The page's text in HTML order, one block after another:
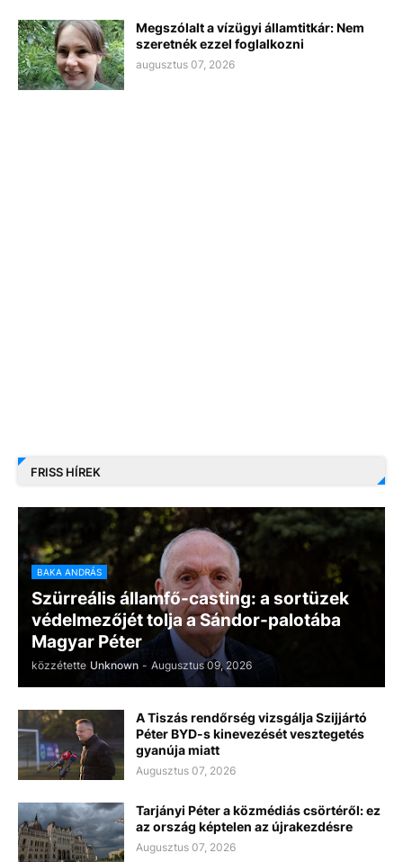
Megszólalt a vízügyi államtitkár: Nem
szeretnék ezzel foglalkozni
augusztus 07, 2026
FRISS HÍREK
BAKA ANDRÁS
Szürreális államfő-casting: a sortüzek
védelmezőjét tolja a Sándor-palotába
Magyar Péter
közzétette Unknown - Augusztus 09, 2026
A Tiszás rendőrség vizsgálja Szijjártó
Péter BYD-s kinevezését vesztegetés
gyanúja miatt
Augusztus 07, 2026
Tarjányi Péter a közmédiás csörtéről: ez
az ország képtelen az újrakezdésre
Augusztus 07, 2026